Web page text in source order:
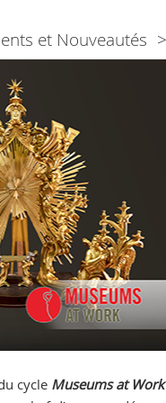
cycle Museums at Work
et Nouveautés